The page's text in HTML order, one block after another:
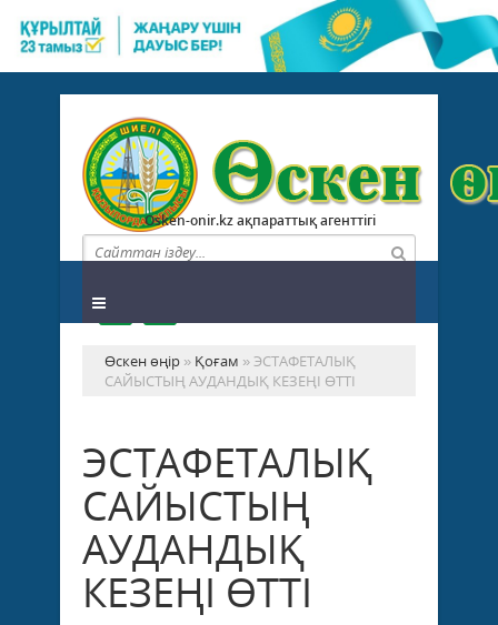
Osken-onir.kz ақпараттық агенттігі
Өскен өңір » Қоғам » ЭСТАФЕТАЛЫҚ
САЙЫСТЫҢ АУДАНДЫҚ КЕЗЕҢІ ӨТТІ
ЭСТАФЕТАЛЫҚ
САЙЫСТЫҢ
АУДАНДЫҚ
КЕЗЕҢІ ӨТТІ